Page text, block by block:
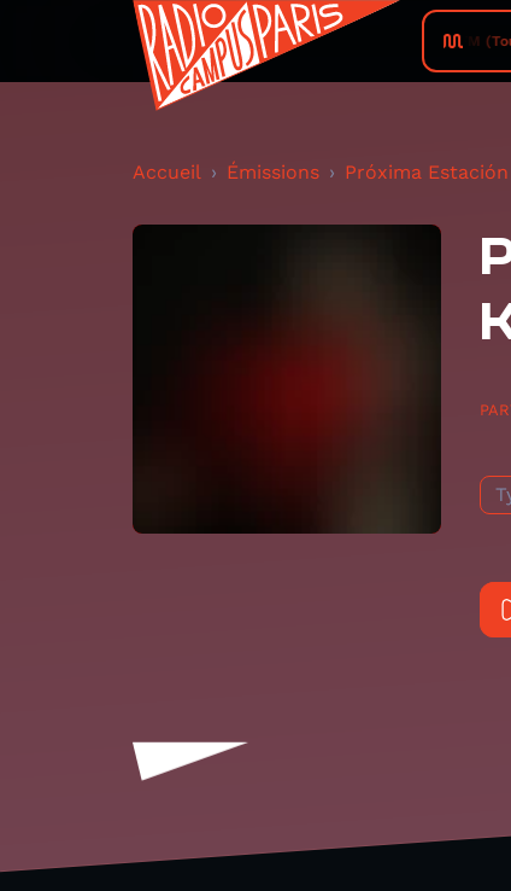
Campus FM
Accueil Émissions Próxima Estación